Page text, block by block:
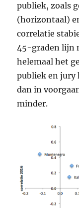
publiek, zoals
(horizontaal)
correlatie
45-graden lijn
helemaal het
publiek en jury
dan in
minder.